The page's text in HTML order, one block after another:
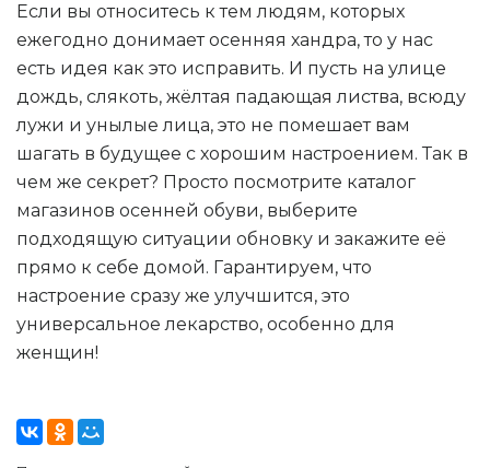
Если вы относитесь к тем людям, которых
ежегодно донимает осенняя хандра, то у нас
есть идея как это исправить. И пусть на улице
дождь, слякоть, жёлтая падающая листва, всюду
лужи и унылые лица, это не помешает вам
шагать в будущее с хорошим настроением. Так в
чем же секрет? Просто посмотрите каталог
магазинов осенней обуви, выберите
подходящую ситуации обновку и закажите её
прямо к себе домой. Гарантируем, что
настроение сразу же улучшится, это
универсальное лекарство, особенно для
женщин!